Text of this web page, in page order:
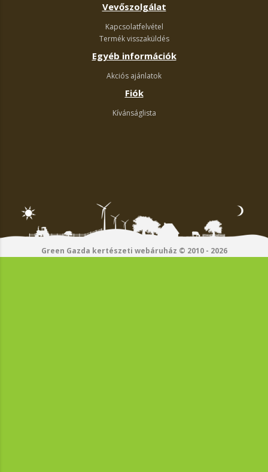
Vevőszolgálat
Kapcsolatfelvétel
Termék visszaküldés
Egyéb információk
Akciós ajánlatok
Fiók
Kívánságlista
Green Gazda kertészeti webáruház © 2010 - 2026